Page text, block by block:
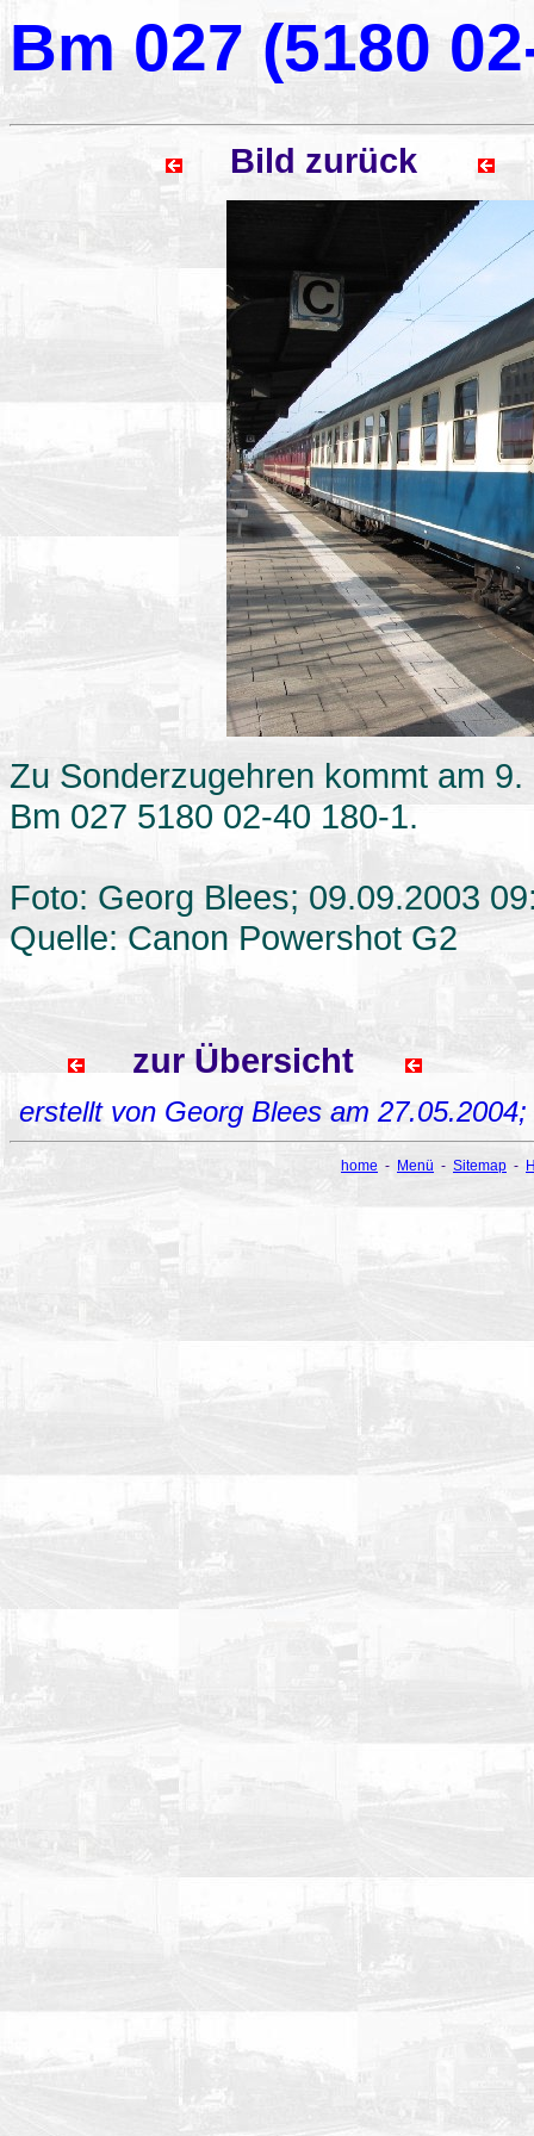
Bm 027 (5180
Bild zurück
Zu Sonderzugehren kommt am
Bm 027 5180 02-40 180-1.
Foto: Georg Blees; 09.09.2003
Quelle: Canon Powershot G2
zur Übersicht
erstellt von Georg Blees am
home - Menü - Sitemap -